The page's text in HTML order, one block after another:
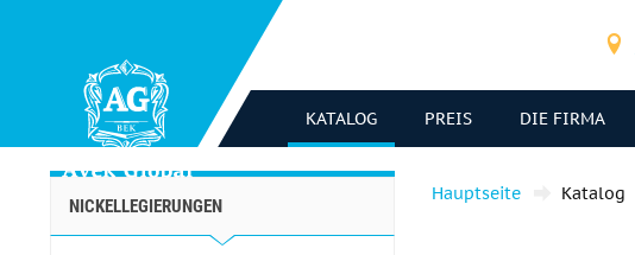
KATALOG PREIS DIE FIRMA
NICKELLEGIERUNGEN
Hauptseite Katalog